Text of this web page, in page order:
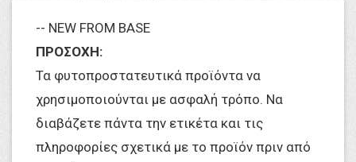
-- NEW FROM BASE
ΠΡΟΣΟΧΗ:
Τα φυτοπροστατευτικά προϊόντα να
χρησιμοποιούνται με ασφαλή τρόπο. Να
διαβάζετε πάντα την ετικέτα και τις
πληροφορίες σχετικά με το προϊόν πριν από